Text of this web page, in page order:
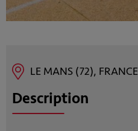
LE MANS (72), FRANCE
Description